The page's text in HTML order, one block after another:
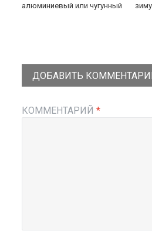
алюминиевый или чугунный
ДОБАВИТЬ
КОММЕНТАРИЙ*